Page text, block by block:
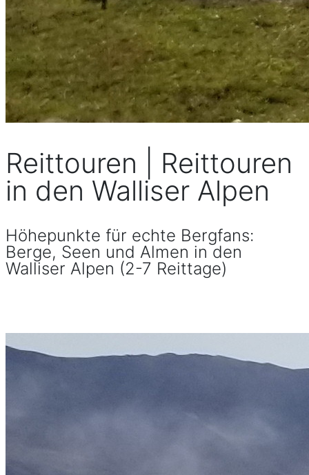
Reittouren | Reittouren
in den Walliser Alpen
Höhepunkte für echte Bergfans:
Berge, Seen und Almen in den
Walliser Alpen (2-7 Reittage)